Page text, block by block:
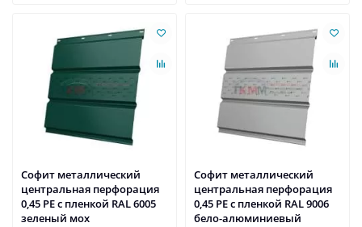
Софит металлический
центральная перфорация
0,45 PE с пленкой RAL 6005
зеленый мох
Софит металлический
центральная перфорация
0,45 PE с пленкой RAL 9006
бело-алюминиевый